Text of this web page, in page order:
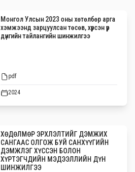
Монгол Улсын 2023 оны хөтөлбөр арга
хэмжээнд зарцуулсан төсөв, хүрсэн үр
дүнгийн тайлангийн шинжилгээ
pdf
2024
ХӨДӨЛМӨР ЭРХЛЭЛТИЙГ ДЭМЖИХ
САНГААС ОЛГОЖ БУЙ САНХҮҮГИЙН
ДЭМЖЛЭГ ХҮССЭН БОЛОН
ХҮРТЭГЧДИЙН МЭДЭЭЛЛИЙН ДҮН
ШИНЖИЛГЭЭ